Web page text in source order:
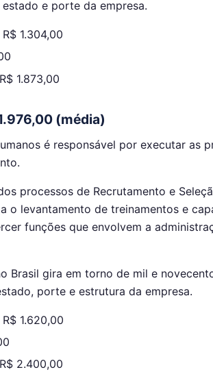
e porte da empresa.
1.304,00
1.873,00
(média)
é responsável por executar as
processos de Recrutamento e
o levantamento de treinamentos e
funções que envolvem a
Brasil gira em torno de mil e
porte e estrutura da empresa.
1.620,00
2.400,00